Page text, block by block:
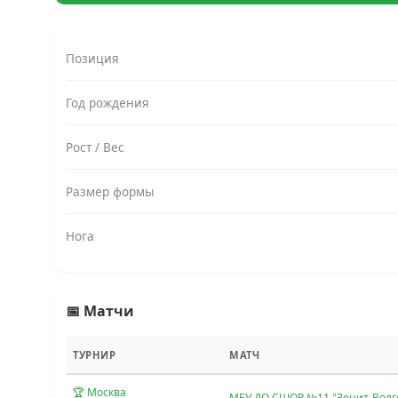
Позиция
Год рождения
Рост / Вес
Размер формы
Нога
📅 Матчи
ТУРНИР МАТЧ
🏆 Москва